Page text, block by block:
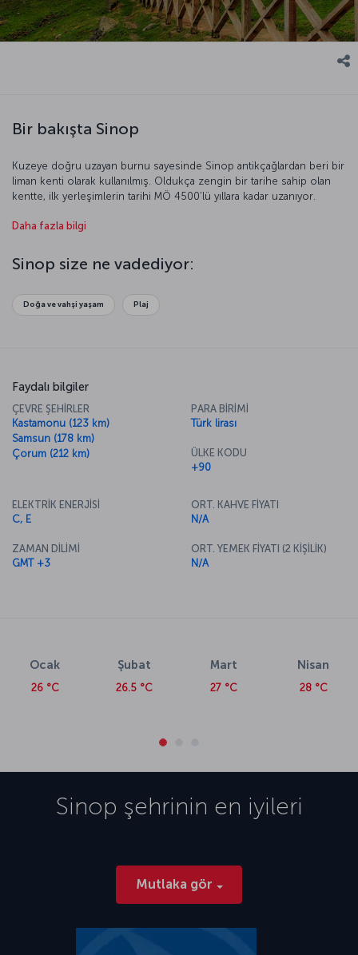
Bir bakışta Sinop
Kuzeye doğru uzayan burnu sayesinde Sinop antikçağlardan beri bir
liman kenti olarak kullanılmış. Oldukça zengin bir tarihe sahip olan
kentte, ilk yerleşimlerin tarihi MÖ 4500’lü yıllara kadar uzanıyor.
bölgenin en önemli turistik kentlerinden biri.
Daha fazla bilgi
Sinop size ne vadediyor:
Doğa ve vahşi yaşam Plaj
Faydalı bilgiler
ÇEVRE ŞEHİRLER
Kastamonu (123 km)
Samsun (178 km)
Çorum (212 km)
PARA BİRİMİ
Türk lirası
ÜLKE KODU
+90
ELEKTRİK ENERJİSİ
C, E
ZAMAN DİLİMİ
GMT +3
ORT. KAHVE FİYATI
N/A
ORT. YEMEK FİYATI (2 KİŞİLİK)
N/A
Ocak
26 °C
Şubat
26.5 °C
Mart
27 °C
Nisan
28 °C
Sinop şehrinin en iyileri
Mutlaka gör